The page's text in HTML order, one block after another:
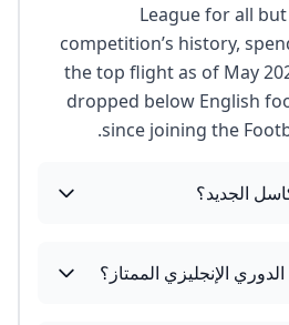
League for all
competition’s history,
the top flight as of May
dropped below English
since joining the
الجديد؟
الإنجليزي الممتاز؟